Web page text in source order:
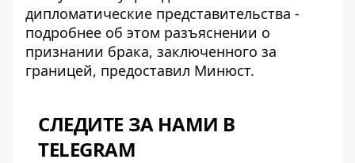
дипломатические представительства -
подробнее об этом разъяснении о
признании брака, заключенного за
границей, предоставил Минюст.
СЛЕДИТЕ ЗА НАМИ В
TELEGRAM